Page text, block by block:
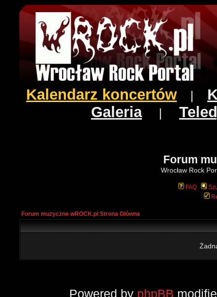
Kalendarz koncertów
Galeria|
Forum
Wrocław Rock
FAQ
Forum muzyczne wROCK.pl Strona Główna
Powered by phpBB